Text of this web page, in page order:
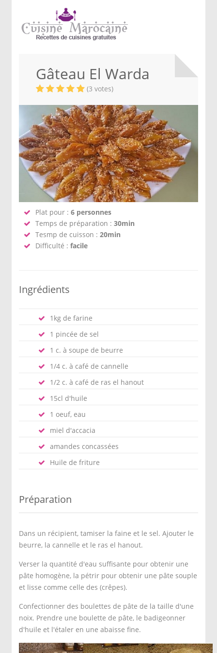
Gâteau El Warda
(3 votes)
Plat pour : 6 personnes
Temps de préparation : 30min
Tesmp de cuisson : 20min
Difficulté : facile
Ingrédients
1kg de farine
1 pincée de sel
1 c. à soupe de beurre
1/4 c. à café de cannelle
1/2 c. à café de ras el hanout
15cl d'huile
1 oeuf, eau
miel d'accacia
amandes concassées
Huile de friture
Préparation
Dans un récipient, tamiser la faine et le sel. Ajouter le
beurre, la cannelle et le ras el hanout.
Verser la quantité d'eau suffisante pour obtenir une
pâte homogène, la pétrir pour obtenir une pâte souple
et lisse comme celle des (crêpes).
Confectionner des boulettes de pâte de la taille d'une
noix. Prendre une boulette de pâte, le badigeonner
d'huile et l'étaler en une abaisse fine.
Saupoudrer d'huile une poêle chaude, y déposer la feuille